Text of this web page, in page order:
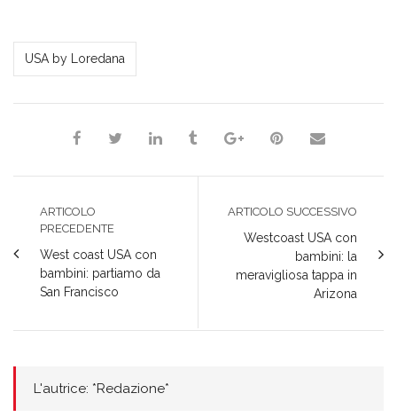
*Redazione*
USA by Loredana
ARTICOLO
PRECEDENTE
West coast USA con
bambini: partiamo da
San Francisco
ARTICOLO SUCCESSIVO
Westcoast USA con
bambini: la
meravigliosa tappa in
Arizona
L'autrice: *Redazione*